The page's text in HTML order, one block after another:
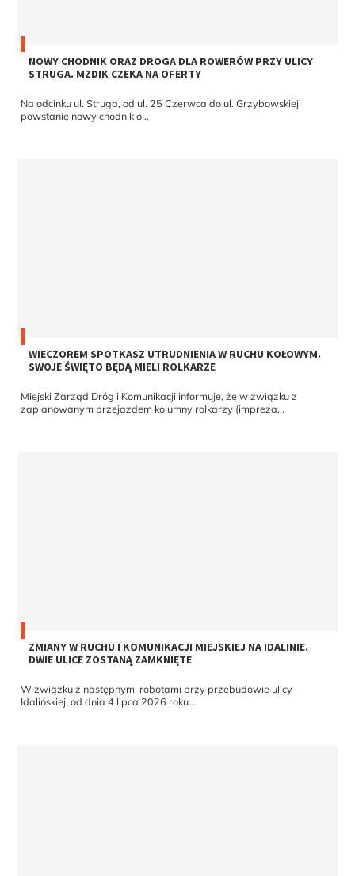
NOWY CHODNIK ORAZ DROGA DLA ROWERÓW PRZY ULICY
STRUGA. MZDIK CZEKA NA OFERTY
Na odcinku ul. Struga, od ul. 25 Czerwca do ul. Grzybowskiej
powstanie nowy chodnik o...
WIECZOREM SPOTKASZ UTRUDNIENIA W RUCHU KOŁOWYM.
SWOJE ŚWIĘTO BĘDĄ MIELI ROLKARZE
Miejski Zarząd Dróg i Komunikacji informuje, że w związku z
zaplanowanym przejazdem kolumny rolkarzy (impreza...
ZMIANY W RUCHU I KOMUNIKACJI MIEJSKIEJ NA IDALINIE.
DWIE ULICE ZOSTANĄ ZAMKNIĘTE
W związku z następnymi robotami przy przebudowie ulicy
Idalińskiej, od dnia 4 lipca 2026 roku...